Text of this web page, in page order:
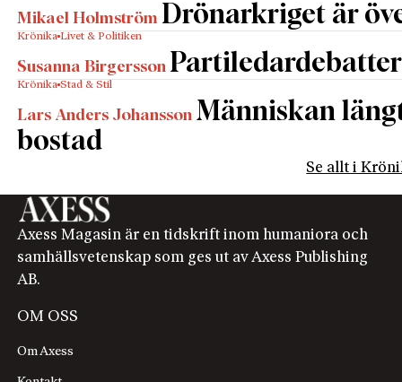
Mikael Holmström Drönarkriget är
Krönika Livet & Politiken
Susanna Birgersson
Krönika Stad & Stil
Lars Anders Johansson Människan
bostad
Se allt i
Axess Magasin är en tidskrift inom humaniora och
samhällsvetenskap som ges ut av Axess Publishing
AB.
OM OSS
Om Axess